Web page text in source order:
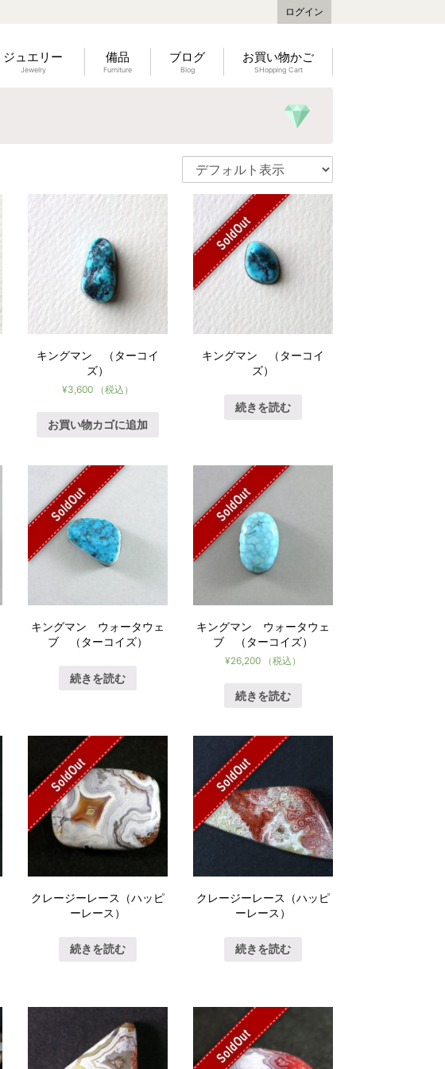
ログイン
ジュエリー
Jewelry
備品
Furniture
ブログ
Blog
お買い物かご
SHopping Cart
キングマン （ターコイ
ズ）
¥3,600 （税込）
お買い物カゴに追加
キングマン （ターコイ
ズ）
SoldOut
続きを読む
キングマン ウォータウェ
ブ （ターコイズ）
SoldOut
続きを読む
キングマン ウォータウェ
ブ （ターコイズ）
¥26,200 （税込）
SoldOut
続きを読む
クレージーレース（ハッピ
ーレース）
SoldOut
続きを読む
クレージーレース（ハッピ
ーレース）
SoldOut
続きを読む
SoldOut